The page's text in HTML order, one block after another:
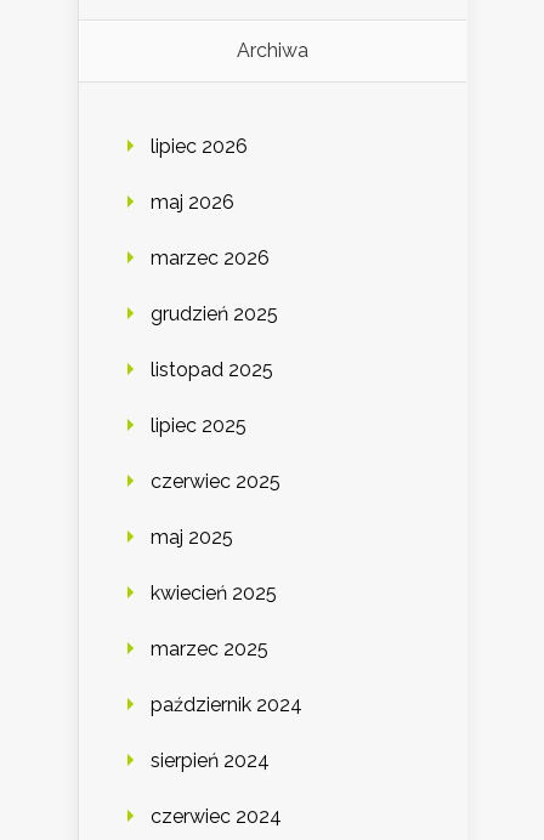
Archiwa
lipiec 2026
maj 2026
marzec 2026
grudzień 2025
listopad 2025
lipiec 2025
czerwiec 2025
maj 2025
kwiecień 2025
marzec 2025
październik 2024
sierpień 2024
czerwiec 2024